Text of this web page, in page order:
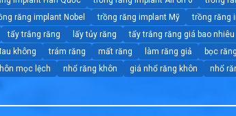
răng implant Nobel trồng răng implant Mỹ
trồng răng
tẩy trắng răng lấy tủy răng tẩy trắng răng giá bao nhiêu
không trám răng mất răng làm răng giả bọc
mọc lệch nhổ răng khôn giá nhổ răng khôn nhổ